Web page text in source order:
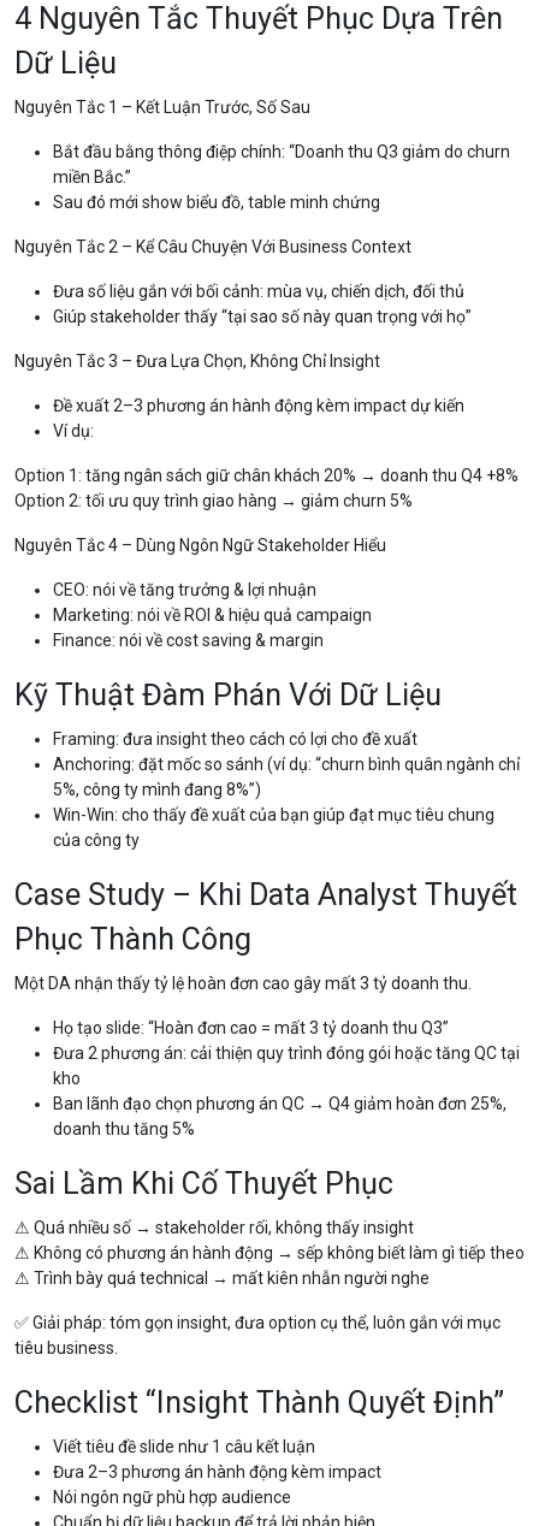
4 Nguyên Tắc Thuyết Phục Dựa Trên
Dữ Liệu
Nguyên Tắc 1 – Kết Luận Trước, Số Sau
Bắt đầu bằng thông điệp chính: “Doanh thu Q3 giảm do churn
miền Bắc.”
Sau đó mới show biểu đồ, table minh chứng
Nguyên Tắc 2 – Kể Câu Chuyện Với Business Context
Đưa số liệu gắn với bối cảnh: mùa vụ, chiến dịch, đối thủ
Giúp stakeholder thấy “tại sao số này quan trọng với họ”
Nguyên Tắc 3 – Đưa Lựa Chọn, Không Chỉ Insight
Đề xuất 2–3 phương án hành động kèm impact dự kiến
Ví dụ:
Option 1: tăng ngân sách giữ chân khách 20% → doanh thu Q4 +8%
Option 2: tối ưu quy trình giao hàng → giảm churn 5%
Nguyên Tắc 4 – Dùng Ngôn Ngữ Stakeholder Hiểu
CEO: nói về tăng trưởng & lợi nhuận
Marketing: nói về ROI & hiệu quả campaign
Finance: nói về cost saving & margin
Kỹ Thuật Đàm Phán Với Dữ Liệu
Framing: đưa insight theo cách có lợi cho đề xuất
Anchoring: đặt mốc so sánh (ví dụ: “churn bình quân ngành chỉ
5%, công ty mình đang 8%”)
Win-Win: cho thấy đề xuất của bạn giúp đạt mục tiêu chung
của công ty
Case Study – Khi Data Analyst Thuyết
Phục Thành Công
Một DA nhận thấy tỷ lệ hoàn đơn cao gây mất 3 tỷ doanh thu.
Họ tạo slide: “Hoàn đơn cao = mất 3 tỷ doanh thu Q3”
Đưa 2 phương án: cải thiện quy trình đóng gói hoặc tăng QC tại
kho
Ban lãnh đạo chọn phương án QC → Q4 giảm hoàn đơn 25%,
doanh thu tăng 5%
Sai Lầm Khi Cố Thuyết Phục
⚠ Quá nhiều số → stakeholder rối, không thấy insight
⚠ Không có phương án hành động → sếp không biết làm gì tiếp theo
⚠ Trình bày quá technical → mất kiên nhẫn người nghe
✅ Giải pháp: tóm gọn insight, đưa option cụ thể, luôn gắn với mục
tiêu business.
Checklist “Insight Thành Quyết Định”
Viết tiêu đề slide như 1 câu kết luận
Đưa 2–3 phương án hành động kèm impact
Nói ngôn ngữ phù hợp audience